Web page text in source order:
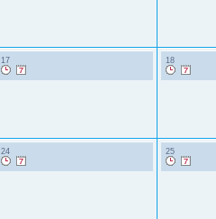
17 18
24 25